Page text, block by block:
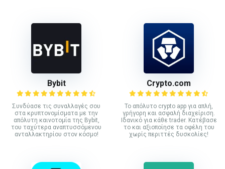
Bybit
Συνδύασε τις συναλλαγές σου
στα κρυπτονομίσματα με την
απόλυτη καινοτομία της Bybit,
του ταχύτερα αναπτυσσόμενου
ανταλλακτηρίου στον κόσμο!
Crypto.com
Το απόλυτο crypto app για απλή,
γρήγορη και ασφαλή διαχείριση.
Ιδανικό για κάθε trader. Κατέβασε
το και αξιοποίησε τα οφέλη του
χωρίς περιττές δυσκολίες!